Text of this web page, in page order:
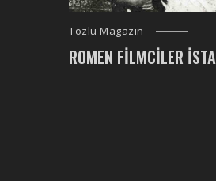
Tozlu Magazin
ROMEN FILMCILER